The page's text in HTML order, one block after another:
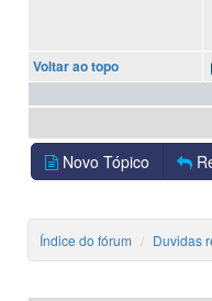
Voltar ao topo
Novo Tópico
Índice do fórum Duvidas